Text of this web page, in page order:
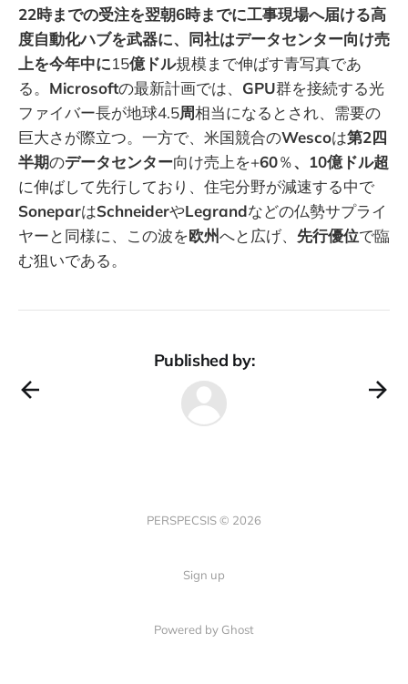
22時までの受注を翌朝6時までに工事現場へ届ける高
度自動化ハブを武器に、同社はデータセンター向け売
上を今年中に15億ドル規模まで伸ばす青写真であ
る。 Microsoftの最新計画では、 GPU群を接続する光
ファイバー長が地球4.5周相当になるとされ、需要の
巨大さが際立つ。一方で、米国競合のWescoは第2四
半期のデータセンター向け売上を+60％、10億ドル超
に伸ばして先行しており、住宅分野が減速する中で
SoneparはSchneiderやLegrandなどの仏勢サプライ
ヤーと同様に、この波を欧州へと広げ、 先行優位で臨
む狙いである。
Published by:
PERSPECSIS © 2026
Sign up
Powered by Ghost